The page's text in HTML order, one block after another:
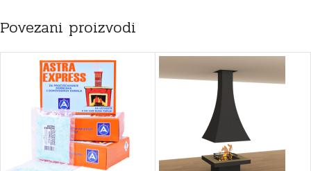
Povezani proizvodi